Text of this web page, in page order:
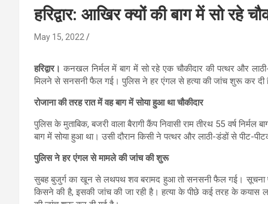
हरिद्वार: आखिर क्यों की बाग में सो रहे
May 15, 2022
हरिद्वार। कनखल निर्मल में बाग में सो रहे एक चौकीदार की पत्थर और
मिलने से सनसनी फैल गई। पुलिस ने हर एंगल से हत्या की जांच शुरू कर दी
रोजाना की तरह रात में वह बाग में सोया हुआ था चौकीदार
पुलिस के मुताबिक, बजरी वाला बैरागी कैंप निवासी राम तीरथ 55 वर्ष
बाग में सोया हुआ था। उसी दौरान किसी ने पत्थर और लाठी-डंडों से पीट-
पुलिस ने हर एंगल से मामले की जांच की शुरू
सुबह बुजुर्ग का खून से लथपथ शव बरामद हुआ तो सनसनी फैल गई। सूचना
किसने की है, इसकी जांच की जा रही है। हत्या के पीछे कई तरह के